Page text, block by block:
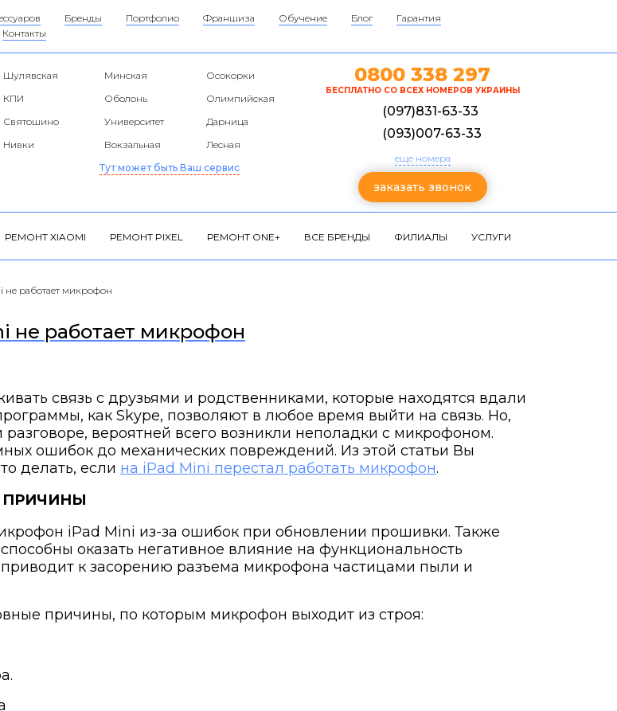
Бренды Портфолио Франшиза Обучение Блог
Гарантия
Контакты
Шулявская Минская
Осокорки
КПИ Оболонь
Олимпийская
Святошино Университет
Дарница
Нивки Вокзальная
Лесная
Тут может быть Ваш сервис
0800 338 297
БЕСПЛАТНО СО ВСЕХ НОМЕРОВ УКРАИНЫ
(097)831-63-33
(093)007-63-33
еще номера
заказать звонок
РЕМОНТ XIAOMI РЕМОНТ PIXEL РЕМОНТ ONE+ ВСЕ БРЕНДЫ ФИЛИАЛЫ УСЛУГИ
не работает микрофон
не работает микрофон
связь с друзьями и родственниками, которые находятся вдали
как Skype, позволяют в любое время выйти на связь. Но,
вероятней всего возникли неполадки с микрофоном.
ошибок до механических повреждений. Из этой статьи Вы
делать, если на iPad Mini перестал работать микрофон.
ПРИЧИНЫ
iPad Mini из-за ошибок при обновлении прошивки. Также
оказать негативное влияние на функциональность
к засорению разъема микрофона частицами пыли и
причины, по которым микрофон выходит из строя: